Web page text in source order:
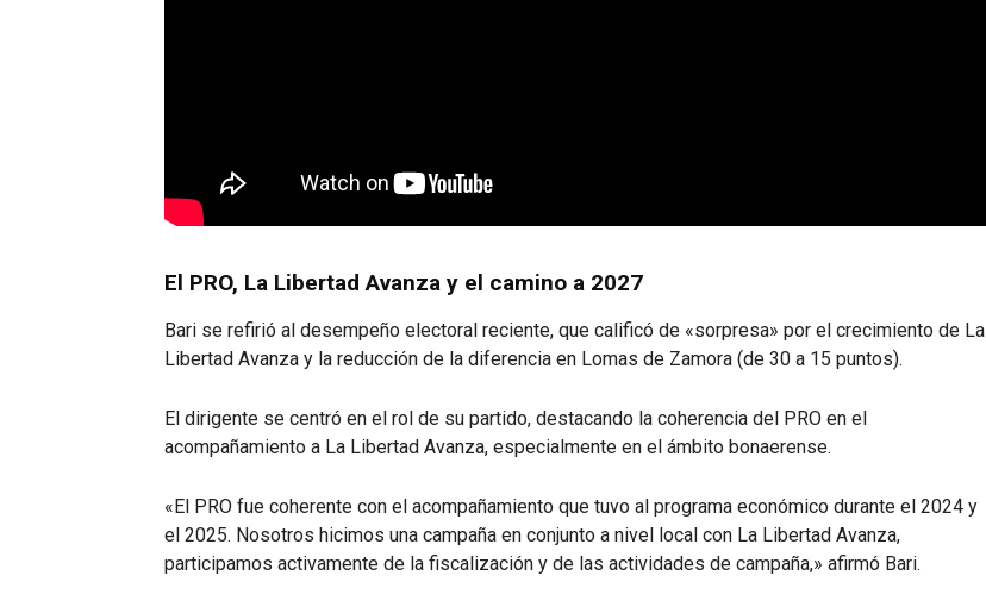
El PRO, La Libertad Avanza y el camino a 2027
Bari se refirió al desempeño electoral reciente, que calificó de «sorpresa» por el crecimiento de La
Libertad Avanza y la reducción de la diferencia en Lomas de Zamora (de 30 a 15 puntos).
El dirigente se centró en el rol de su partido, destacando la coherencia del PRO en el
acompañamiento a La Libertad Avanza, especialmente en el ámbito bonaerense.
«El PRO fue coherente con el acompañamiento que tuvo al programa económico durante el 2024 y
el 2025. Nosotros hicimos una campaña en conjunto a nivel local con La Libertad Avanza,
participamos activamente de la fiscalización y de las actividades de campaña,» afirmó Bari.